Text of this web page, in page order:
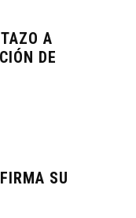
A
DE
SU